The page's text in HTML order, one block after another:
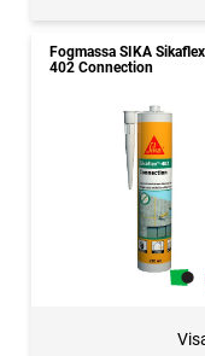
Fogmassa SIKA
402 Connection